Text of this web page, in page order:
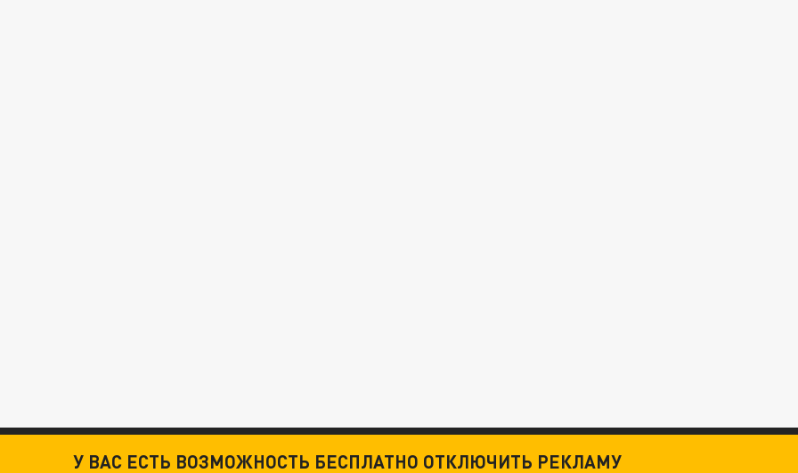
У ВАС ЕСТЬ ВОЗМОЖНОСТЬ БЕСПЛАТНО ОТКЛЮЧИТЬ РЕКЛАМУ